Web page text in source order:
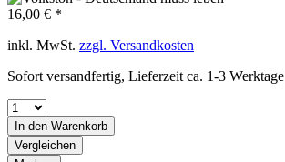
16,00 € *
inkl. MwSt. zzgl. Versandkosten
Sofort versandfertig, Lieferzeit ca. 1-3 Werktage
In den Warenkorb
Vergleichen